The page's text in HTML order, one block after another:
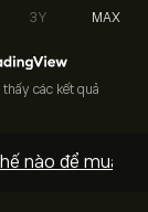
3Y MAX
các kết quả
nào để mua? >